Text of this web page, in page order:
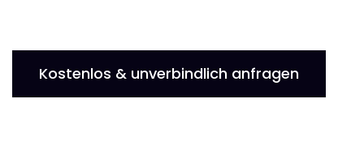
Kostenlos & unverbindlich anfragen